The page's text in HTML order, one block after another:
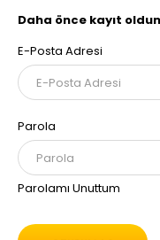
Daha önce kayıt
E-Posta Adresi
Parola
Parolamı Unuttum